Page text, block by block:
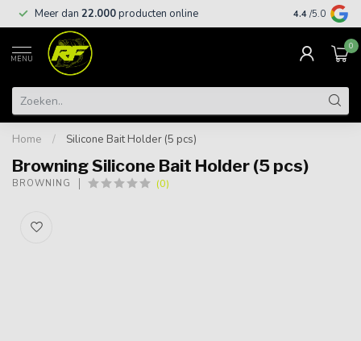
Meer dan 22.000producten online Gratis
4.4 /5.0
MENU
0
Home / Silicone Bait Holder (5 pcs)
Browning Silicone Bait Holder (5 pcs)
BROWNING (0)